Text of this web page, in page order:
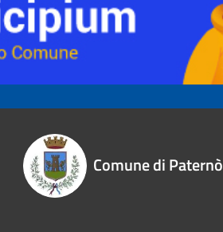
Comune di Paternò